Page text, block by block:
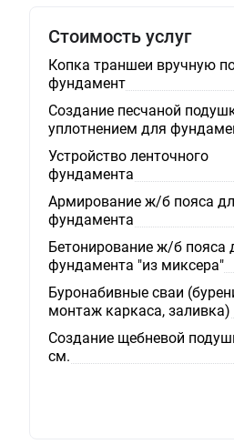
Стоимость услуг
Копка траншеи вручную
фундамент
Создание песчаной
уплотнением для
Устройство ленточного
фундамента
Армирование ж/б пояса
фундамента
Бетонирование ж/б пояса
фундамента "из миксера"
Буронабивные сваи
монтаж каркаса, заливка)
Создание щебневой
см.